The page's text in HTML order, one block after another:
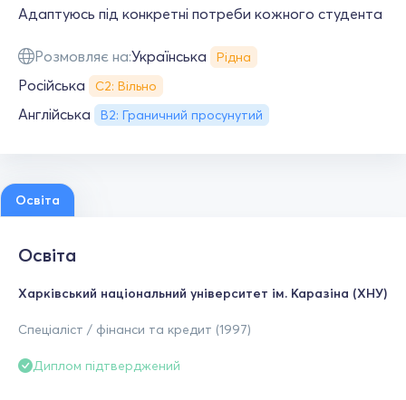
Адаптуюсь під конкретні потреби кожного студента
Розмовляє на:Українська Рідна
Російська С2: Вільно
Англійська B2: Граничний просунутий
Освіта
Освіта
Харківський національний університет ім. Каразіна (ХНУ)
Спеціаліст / фінанси та кредит (1997)
Диплом підтверджений